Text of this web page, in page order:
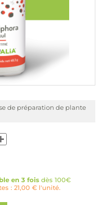
de préparation de plante
en 3 fois dès 100€
: 21,00 € l'unité.